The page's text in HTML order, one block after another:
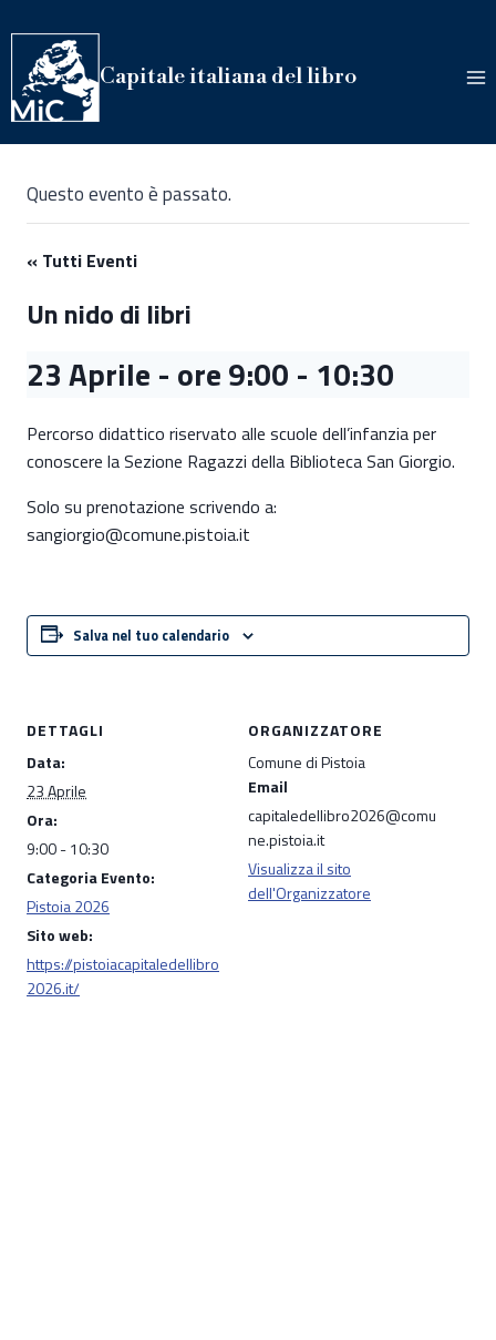
al
contenuto
Capitale italiana del libro
Questo evento è passato.
« Tutti Eventi
Un nido di libri
23 Aprile - ore 9:00 - 10:30
Percorso didattico riservato alle scuole dell’infanzia per
conoscere la Sezione Ragazzi della Biblioteca San Giorgio.
Solo su prenotazione scrivendo a:
sangiorgio@comune.pistoia.it
Salva nel tuo calendario
DETTAGLI
Data:
23 Aprile
Ora:
9:00 - 10:30
Categoria Evento:
Pistoia 2026
Sito web:
https://pistoiacapitaledellibro
2026.it/
ORGANIZZATORE
Comune di Pistoia
Email
capitaledellibro2026@comu
ne.pistoia.it
Visualizza il sito
dell'Organizzatore